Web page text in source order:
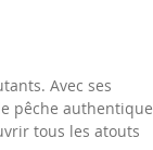
Avec ses
pêche authentique
tous les atouts